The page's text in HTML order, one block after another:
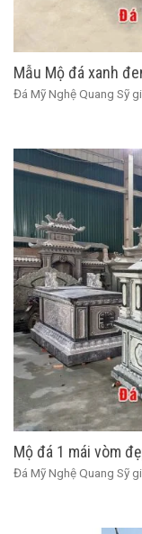
Mẫu Mộ đá xanh
Đá Mỹ Nghệ Quang Sỹ
Mộ đá 1 mái vòm
Đá Mỹ Nghệ Quang Sỹ